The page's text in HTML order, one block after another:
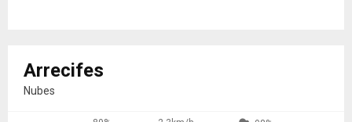
Arrecifes
Nubes